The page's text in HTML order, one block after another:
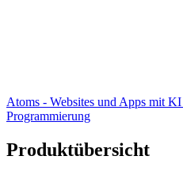
Atoms - Websites und Apps mit KI
Programmierung
Produktübersicht